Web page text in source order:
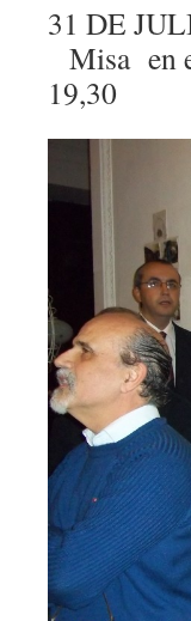
31 DE
Misa en
19,30